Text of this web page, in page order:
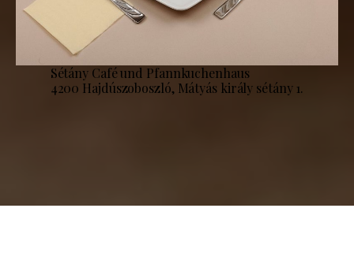
Sétány Café und Pfannkuchenhaus
4200 Hajdúszoboszló, Mátyás király sétány 1.